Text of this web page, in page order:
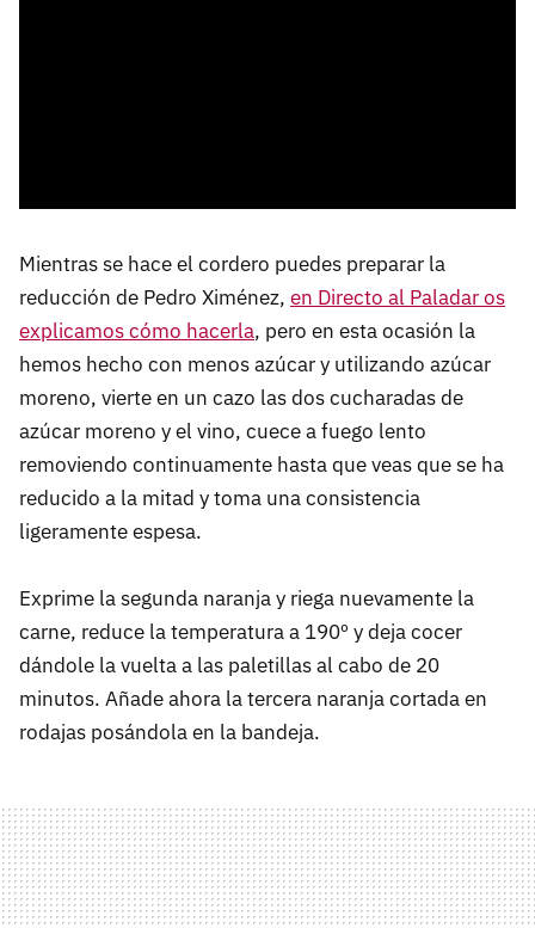
Mientras se hace el cordero puedes preparar la
reducción de Pedro Ximénez, en Directo al Paladar os
explicamos cómo hacerla, pero en esta ocasión la
hemos hecho con menos azúcar y utilizando azúcar
moreno, vierte en un cazo las dos cucharadas de
azúcar moreno y el vino, cuece a fuego lento
removiendo continuamente hasta que veas que se ha
reducido a la mitad y toma una consistencia
ligeramente espesa.
Exprime la segunda naranja y riega nuevamente la
carne, reduce la temperatura a 190º y deja cocer
dándole la vuelta a las paletillas al cabo de 20
minutos. Añade ahora la tercera naranja cortada en
rodajas posándola en la bandeja.